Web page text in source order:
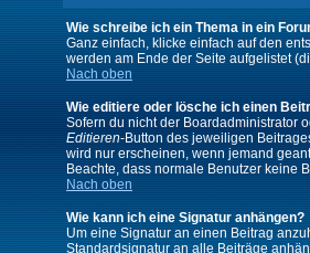
Wie schreibe ich ein Thema in ein
Ganz einfach, klicke einfach auf den
werden am Ende der Seite aufgelistet
Nach oben
Wie editiere oder lösche ich einen
Sofern du nicht der Boardadministrator
Editieren-Button des jeweiligen
wird nur erscheinen, wenn jemand
Beachte, dass normale Benutzer keine
Nach oben
Wie kann ich eine Signatur anhängen?
Um eine Signatur an einen Beitrag
Standardsignatur an alle Beiträge